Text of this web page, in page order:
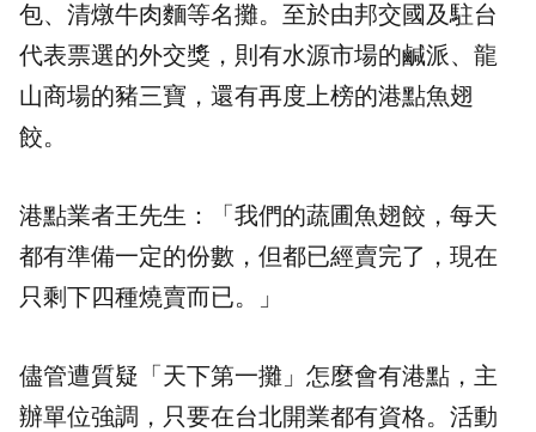
包、清燉牛肉麵等名攤。至於由邦交國及駐台
代表票選的外交獎，則有水源市場的鹹派、龍
山商場的豬三寶，還有再度上榜的港點魚翅
餃。
港點業者王先生：「我們的蔬圃魚翅餃，每天
都有準備一定的份數，但都已經賣完了，現在
只剩下四種燒賣而已。」
儘管遭質疑「天下第一攤」怎麼會有港點，主
辦單位強調，只要在台北開業都有資格。活動